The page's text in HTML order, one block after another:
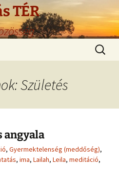
TÉR
Születés
angyala
, Gyermektelenség (meddőség),
, ima, Lailah, Leila, meditáció,